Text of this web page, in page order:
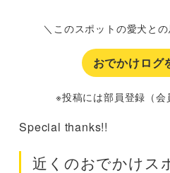
＼このスポットの愛犬と
おでかけログ
※投稿には部員登録（会
Special thanks!!
近くのおでかけス